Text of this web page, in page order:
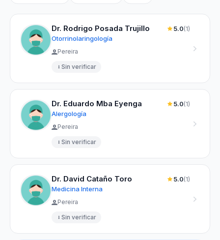
Dr. Rodrigo Posada Trujillo
Otorrinolaringología
5.0(1)
Pereira
Sin verificar
Dr. Eduardo Mba Eyenga
Alergología
5.0(1)
Pereira
Sin verificar
Dr. David Cataño Toro
Medicina Interna
5.0(1)
Pereira
Sin verificar